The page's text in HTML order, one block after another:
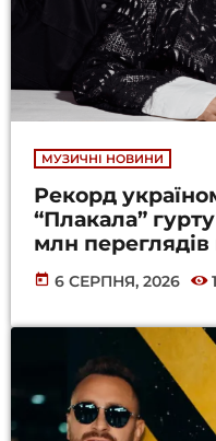
МУЗИЧНІ НОВИНИ
Рекорд
“Плакала”
млн
today 6 СЕРПНЯ, 2026